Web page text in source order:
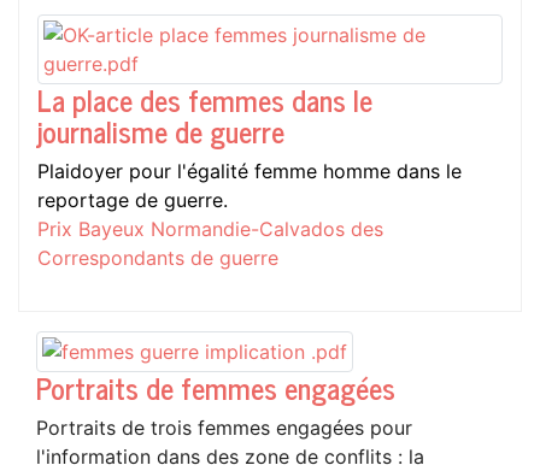
La place des femmes dans le
journalisme de guerre
Plaidoyer pour l'égalité femme homme dans le
reportage de guerre.
Prix Bayeux Normandie-Calvados des
Correspondants de guerre
Portraits de femmes engagées
Portraits de trois femmes engagées pour
l'information dans des zone de conflits : la